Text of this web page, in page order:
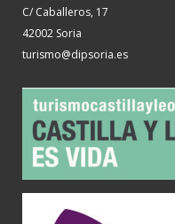
C/ Caballeros, 17
42002 Soria
turismo@dipsoria.es